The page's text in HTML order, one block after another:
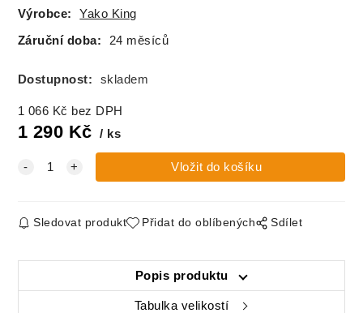
Výrobce: Yako King
Záruční doba: 24 měsíců
Dostupnost: skladem
1 066 Kč bez DPH
1 290 Kč ks
Sledovat produkt Přidat do oblíbených Sdílet
Popis produktu
Tabulka velikostí